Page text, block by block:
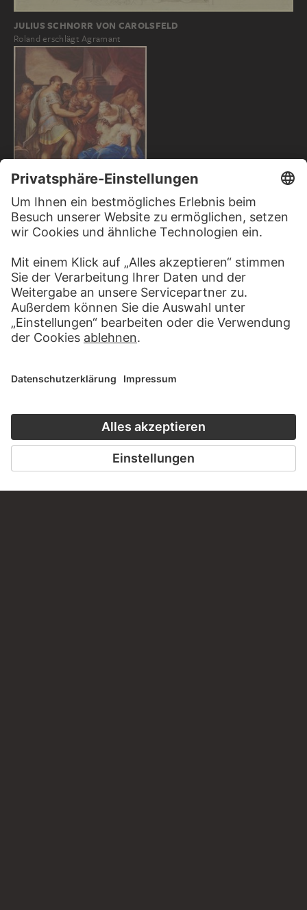
JULIUS SCHNORR VON CAROLSFELD
Roland erschlägt Agramant
ELISABETH SOPHIE CHÉRON
Tod der Virginia